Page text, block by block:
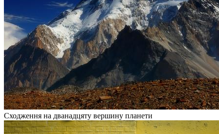
Сходження на дванадцяту вершину планети